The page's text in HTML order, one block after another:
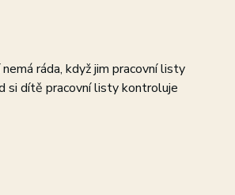
ráda, když jim pracovní listy
si dítě pracovní listy kontroluje